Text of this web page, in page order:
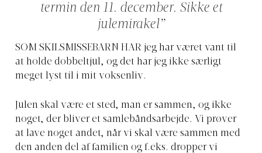
termin den 11. december. Sikke et
julemirakel”
SOM SKILSMISSEBARN HAR jeg har været vant til
at holde dobbeltjul, og det har jeg ikke særligt
meget lyst til i mit voksenliv.
Julen skal være et sted, man er sammen, og ikke
noget, der bliver et samlebåndsarbejde. Vi prøver
at lave noget andet, når vi skal være sammen med
den anden del af familien og f.eks. dropper vi